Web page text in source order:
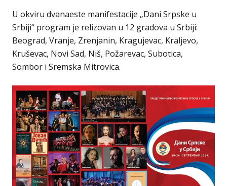
U okviru dvanaeste manifestacije „Dani Srpske u
Srbiji“ program je relizovan u 12 gradova u Srbiji:
Beograd, Vranje, Zrenjanin, Kragujevac, Kraljevo,
Kruševac, Novi Sad, Niš, Požarevac, Subotica,
Sombor i Sremska Mitrovica.